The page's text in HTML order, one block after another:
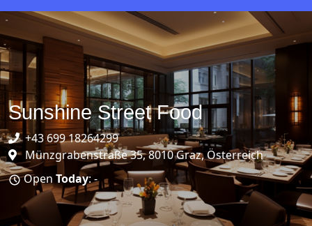
Sunshine Street Food
+43 699 18264299
Münzgrabenstraße 35, 8010 Graz, Österreich
Open Today: -